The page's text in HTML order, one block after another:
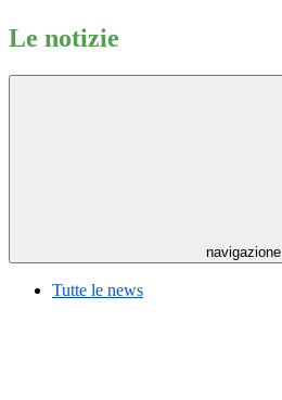
Le notizie
navigazione
Tutte le news